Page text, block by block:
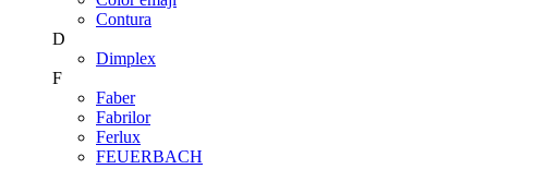
Contura
D
Dimplex
F
Faber
Fabrilor
Ferlux
FEUERBACH